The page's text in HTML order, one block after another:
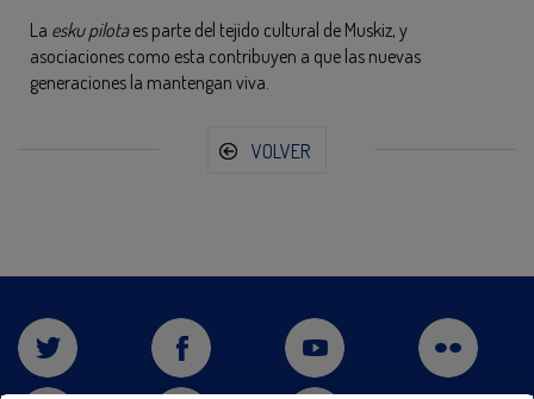
La esku pilotaes parte del tejido cultural de Muskiz, y
asociaciones como esta contribuyen a que las nuevas
generaciones la mantengan viva.
VOLVER